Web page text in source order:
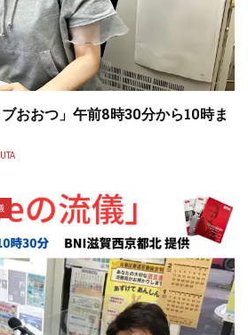
おおつ」午前8時30分から10時ま